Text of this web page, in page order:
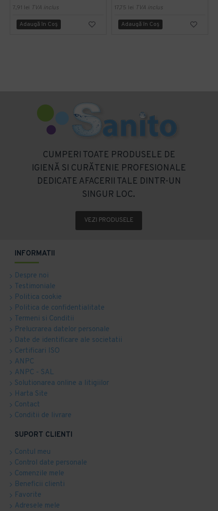
7,91 lei TVA inclus
Adaugă în Coş
17,75 lei TVA inclus
Adaugă în Coş
CUMPERI TOATE PRODUSELE DE
IGIENĂ SI CURĂTENIE PROFESIONALE
DEDICATE AFACERII TALE DINTR-UN
SINGUR LOC.
VEZI PRODUSELE
INFORMATII
Despre noi
Testimoniale
Politica cookie
Politica de confidentialitate
Termeni si Conditii
Prelucrarea datelor personale
Date de identificare ale societatii
Certificari ISO
ANPC
ANPC - SAL
Solutionarea online a litigiilor
Harta Site
Contact
Conditii de livrare
SUPORT CLIENTI
Contul meu
Control date personale
Comenzile mele
Beneficii clienti
Favorite
Adresele mele